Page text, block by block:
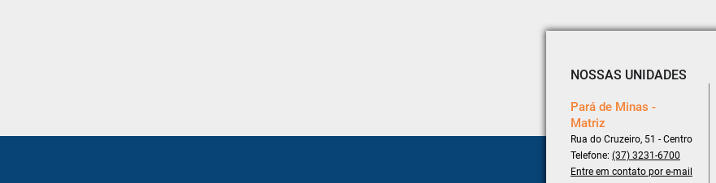
NOSSAS UNIDADES
Pará de Minas -
Matriz
Rua do Cruzeiro, 51 - Centro
Telefone: (37) 3231-6700
Entre em contato por e-mail